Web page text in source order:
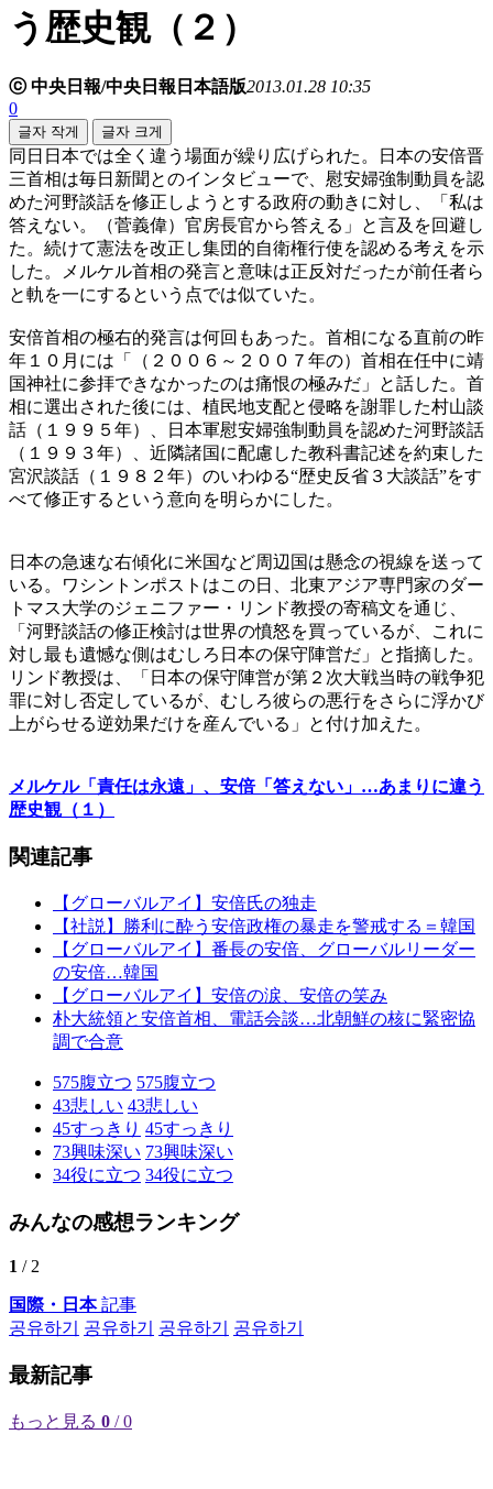
う歴史観（２）
ⓒ 中央日報/中央日報日本語版2013.01.28 10:35
0
글자 작게 글자 크게
同日日本では全く違う場面が繰り広げられた。日本の安倍晋
三首相は毎日新聞とのインタビューで、慰安婦強制動員を認
めた河野談話を修正しようとする政府の動きに対し、「私は
答えない。（菅義偉）官房長官から答える」と言及を回避し
た。続けて憲法を改正し集団的自衛権行使を認める考えを示
した。メルケル首相の発言と意味は正反対だったが前任者ら
と軌を一にするという点では似ていた。
安倍首相の極右的発言は何回もあった。首相になる直前の昨
年１０月には「（２００６～２００７年の）首相在任中に靖
国神社に参拝できなかったのは痛恨の極みだ」と話した。首
相に選出された後には、植民地支配と侵略を謝罪した村山談
話（１９９５年）、日本軍慰安婦強制動員を認めた河野談話
（１９９３年）、近隣諸国に配慮した教科書記述を約束した
宮沢談話（１９８２年）のいわゆる“歴史反省３大談話”をす
べて修正するという意向を明らかにした。
日本の急速な右傾化に米国など周辺国は懸念の視線を送って
いる。ワシントンポストはこの日、北東アジア専門家のダー
トマス大学のジェニファー・リンド教授の寄稿文を通じ、
「河野談話の修正検討は世界の憤怒を買っているが、これに
対し最も遺憾な側はむしろ日本の保守陣営だ」と指摘した。
リンド教授は、「日本の保守陣営が第２次大戦当時の戦争犯
罪に対し否定しているが、むしろ彼らの悪行をさらに浮かび
上がらせる逆効果だけを産んでいる」と付け加えた。
メルケル「責任は永遠」、安倍「答えない」…あまりに違う
歴史観（１）
関連記事
【グローバルアイ】安倍氏の独走
【社説】勝利に酔う安倍政権の暴走を警戒する＝韓国
【グローバルアイ】番長の安倍、グローバルリーダー
の安倍…韓国
【グローバルアイ】安倍の涙、安倍の笑み
朴大統領と安倍首相、電話会談…北朝鮮の核に緊密協
調で合意
575腹立つ 575腹立つ
43悲しい 43悲しい
45すっきり 45すっきり
73興味深い 73興味深い
34役に立つ 34役に立つ
みんなの感想ランキング
1 / 2
国際・日本記事
공유하기
공유하기 공유하기 공유하기
最新記事
もっと見る 0 / 0